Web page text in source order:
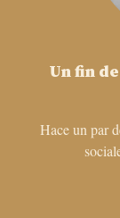
Un fin
Hace un par